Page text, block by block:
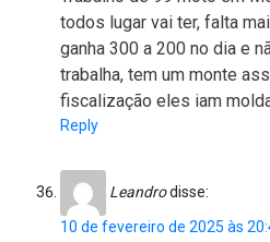
todos lugar vai ter, falta
ganha 300 a 200 no dia e
trabalha, tem um monte
fiscalização eles iam
Reply
Leandrodisse:
10 de fevereiro de 2025 às